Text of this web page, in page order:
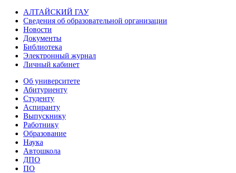
АЛТАЙСКИЙ ГАУ
Сведения об образовательной организации
Новости
Документы
Библиотека
Электронный журнал
Личный кабинет
Об университете
Абитуриенту
Студенту
Аспиранту
Выпускнику
Работнику
Образование
Наука
Автошкола
ДПО
ПО